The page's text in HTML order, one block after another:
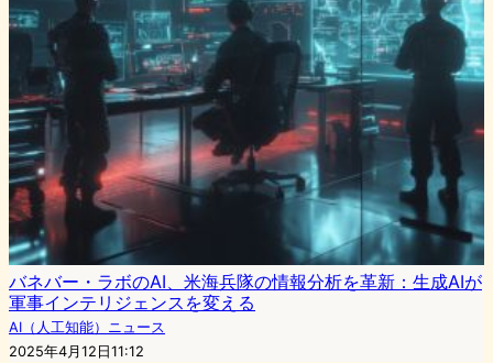
バネバー・ラボのAI、米海兵隊の情報分析を革新：生成AIが
軍事インテリジェンスを変える
AI（人工知能）ニュース
2025年4月12日11:12